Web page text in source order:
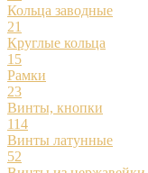
Кольца заводные
21
Круглые кольца
15
Рамки
23
Винты, кнопки
114
Винты латунные
52